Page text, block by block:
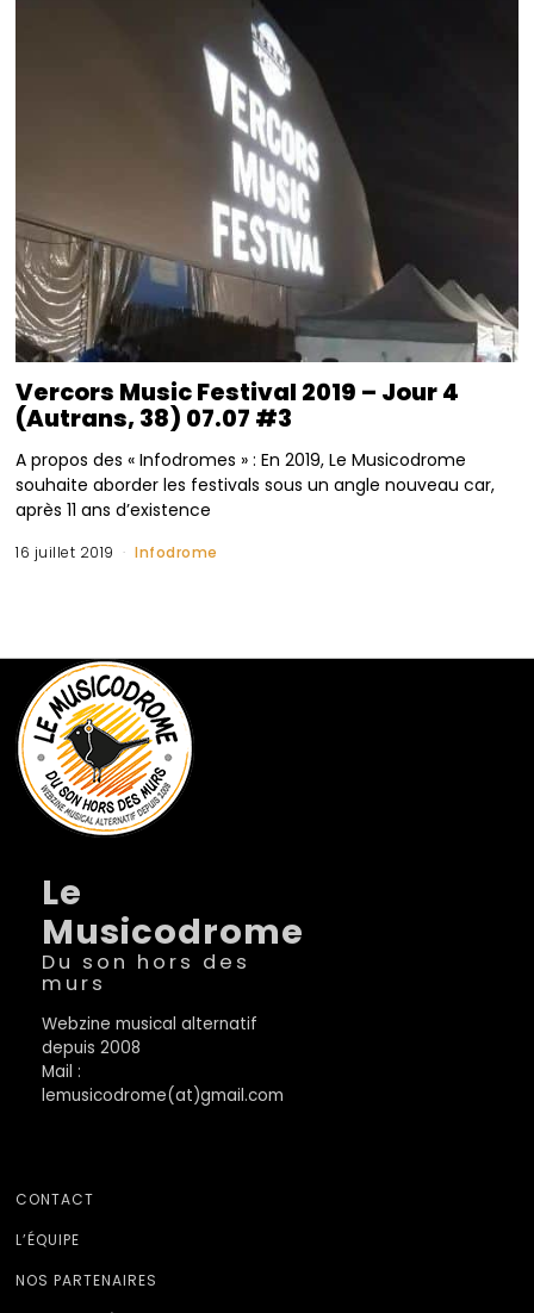
Vercors Music Festival 2019 – Jour 4
(Autrans, 38) 07.07 #3
A propos des « Infodromes » : En 2019, Le Musicodrome
souhaite aborder les festivals sous un angle nouveau car,
après 11 ans d’existence
16 juillet 2019 Infodrome
Le
Musicodrome
Du son hors des
murs
Webzine musical alternatif
depuis 2008
Mail :
lemusicodrome(at)gmail.com
CONTACT
L’ÉQUIPE
NOS PARTENAIRES